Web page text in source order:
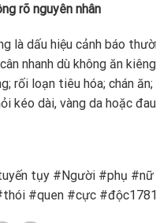
rõ nguyên nhân
là dấu hiệu cảnh báo
nhanh dù không ăn
rối loạn tiêu hóa; chán
kéo dài, vàng da hoặc
tụy #Người #phụ
#quen #cực